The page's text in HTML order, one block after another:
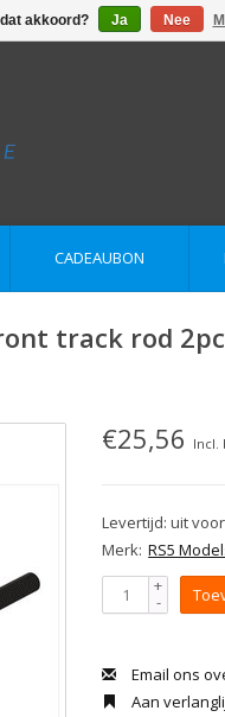
CADEAUBON
track rod
€25,56 Incl.
Levertijd: uit
Merk: RS5
+
-
Email ons
Aan
akkoord? Ja Nee